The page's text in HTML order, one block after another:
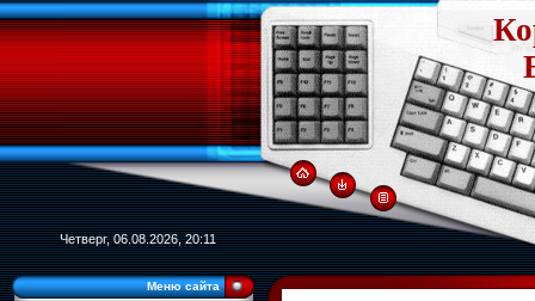
Четверг, 06.08.2026, 20:11
Меню сайта